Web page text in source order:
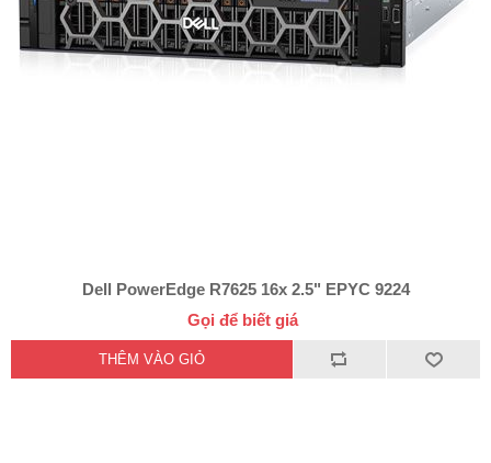
Dell PowerEdge R7625 16x 2.5" EPYC 9224
Gọi để biết giá